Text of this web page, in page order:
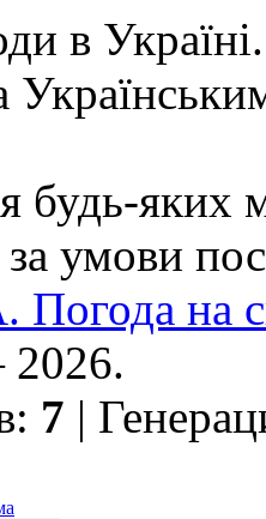
в
будь-яких
за умови
на
7 |